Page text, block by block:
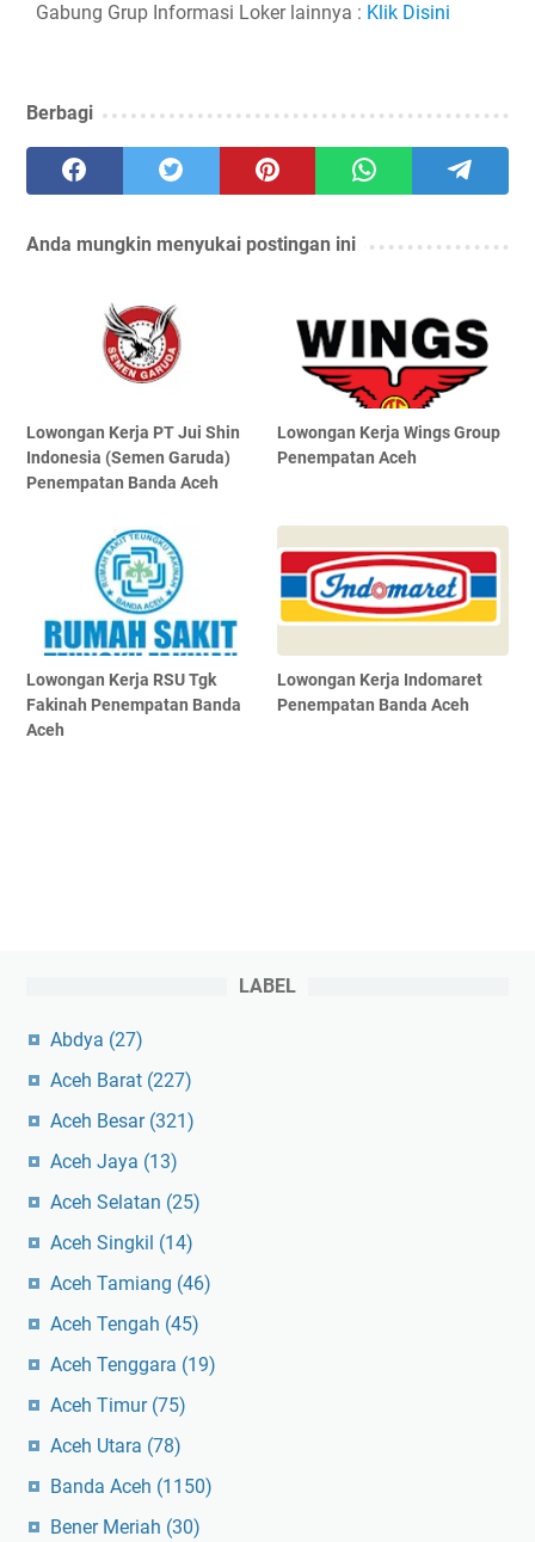
Gabung Grup Informasi Loker lainnya : Klik Disini
Berbagi
Anda mungkin menyukai postingan ini
Lowongan Kerja PT Jui Shin
Indonesia (Semen Garuda)
Penempatan Banda Aceh
Lowongan Kerja Wings Group
Penempatan Aceh
Lowongan Kerja RSU Tgk
Fakinah Penempatan Banda
Aceh
Lowongan Kerja Indomaret
Penempatan Banda Aceh
LABEL
Abdya (27)
Aceh Barat (227)
Aceh Besar (321)
Aceh Jaya (13)
Aceh Selatan (25)
Aceh Singkil (14)
Aceh Tamiang (46)
Aceh Tengah (45)
Aceh Tenggara (19)
Aceh Timur (75)
Aceh Utara (78)
Banda Aceh (1150)
Bener Meriah (30)